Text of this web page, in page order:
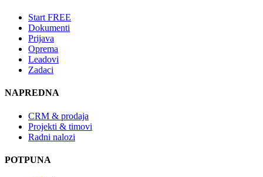
Start FREE
Dokumenti
Prijava
Oprema
Leadovi
Zadaci
NAPREDNA
CRM & prodaja
Projekti & timovi
Radni nalozi
POTPUNA